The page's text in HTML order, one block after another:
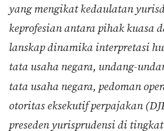
yang mengikat kedaulatan
keprofesian antara pihak kuasa
lanskap dinamika interpretasi
tata usaha negara, undang-
tata usaha negara, pedoman
otoritas eksekutif perpajakan
preseden yurisprudensi di